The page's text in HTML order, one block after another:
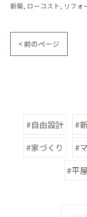
新築 ローコスト リフォ
< 前のページ
#自由設計 #
#家づくり
#
#平屋